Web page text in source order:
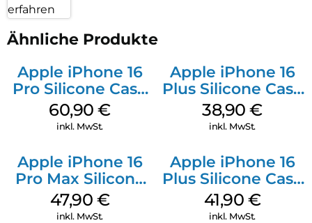
erfahren
Ähnliche Produkte
Apple iPhone 16
Pro Silicone Case
MagSafe Stone
Gray
60,90€
inkl. MwSt.
Apple iPhone 16
Plus Silicone Case
MagSafe Denim
38,90€
inkl. MwSt.
Apple iPhone 16
Pro Max Silicone
Case MagSafe
Black
47,90 €
inkl. MwSt.
Apple iPhone 16
Plus Silicone Case
MagSafe Stone
Gray
41,90 €
inkl. MwSt.